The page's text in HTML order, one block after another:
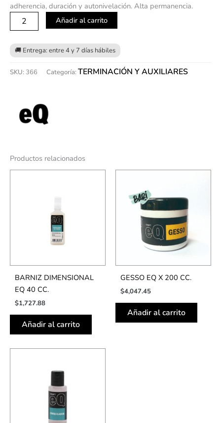
adherencia, duración y autonivelación. Alta permanencia.
Añadir al carrito
SKU: 366 Categoría:TERMINACIÓN Y AUXILIARES
Productos relacionados
BARNIZ DIMENSIONAL
EQ 40 CC.
$1,727.88
Añadir al carrito
GESSO EQ X 200 CC.
$4,047.45
Añadir al carrito